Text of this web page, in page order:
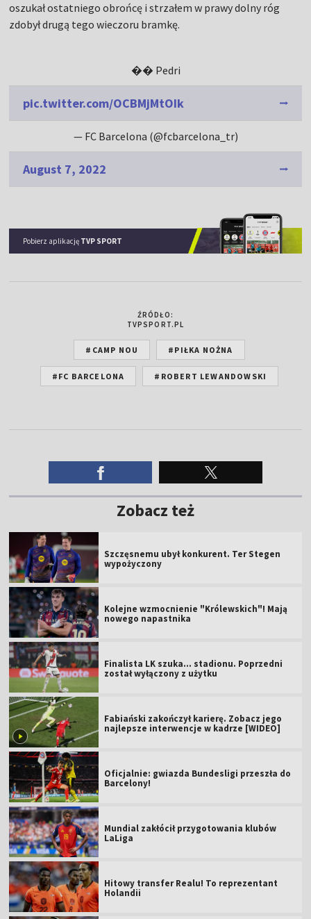
oszukał ostatniego obrońcę i strzałem w prawy dolny róg
zdobył drugą tego wieczoru bramkę.
�� Pedri
pic.twitter.com/OCBMjMtOIk
— FC Barcelona (@fcbarcelona_tr)
August 7, 2022
Pobierz aplikację TVP SPORT
ŹRÓDŁO:
TVPSPORT.PL
#CAMP NOU #PIŁKA NOŻNA
#FC BARCELONA #ROBERT LEWANDOWSKI
Zobacz też
Szczęsnemu ubył konkurent. Ter Stegen
wypożyczony
Kolejne wzmocnienie "Królewskich"! Mają
nowego napastnika
Finalista LK szuka... stadionu. Poprzedni
został wyłączony z użytku
Fabiański zakończył karierę. Zobacz jego
najlepsze interwencje w kadrze [WIDEO]
Oficjalnie: gwiazda Bundesligi przeszła do
Barcelony!
Mundial zakłócił przygotowania klubów
LaLiga
Hitowy transfer Realu! To reprezentant
Holandii